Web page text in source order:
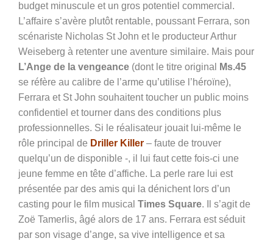
budget minuscule et un gros potentiel commercial.
L’affaire s’avère plutôt rentable, poussant Ferrara, son
scénariste Nicholas St John et le producteur Arthur
Weiseberg à retenter une aventure similaire. Mais pour
L’Ange de la vengeance (dont le titre original
Ms.45
se réfère au calibre de l’arme qu’utilise l’héroïne),
Ferrara et St John souhaitent toucher un public moins
confidentiel et tourner dans des conditions plus
professionnelles. Si le réalisateur jouait lui-même le
rôle principal de Driller Killer – faute de trouver
quelqu’un de disponible -, il lui faut cette fois-ci une
jeune femme en tête d’affiche. La perle rare lui est
présentée par des amis qui la dénichent lors d’un
casting pour le film musical Times Square. Il s’agit de
Zoë Tamerlis, âgé alors de 17 ans. Ferrara est séduit
par son visage d’ange, sa vive intelligence et sa